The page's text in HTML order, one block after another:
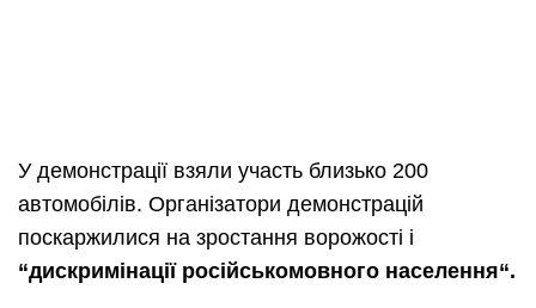
У демонстрації взяли участь близько 200
автомобілів. Організатори демонстрацій
поскаржилися на зростання ворожості і
“дискримінації російськомовного населення“.